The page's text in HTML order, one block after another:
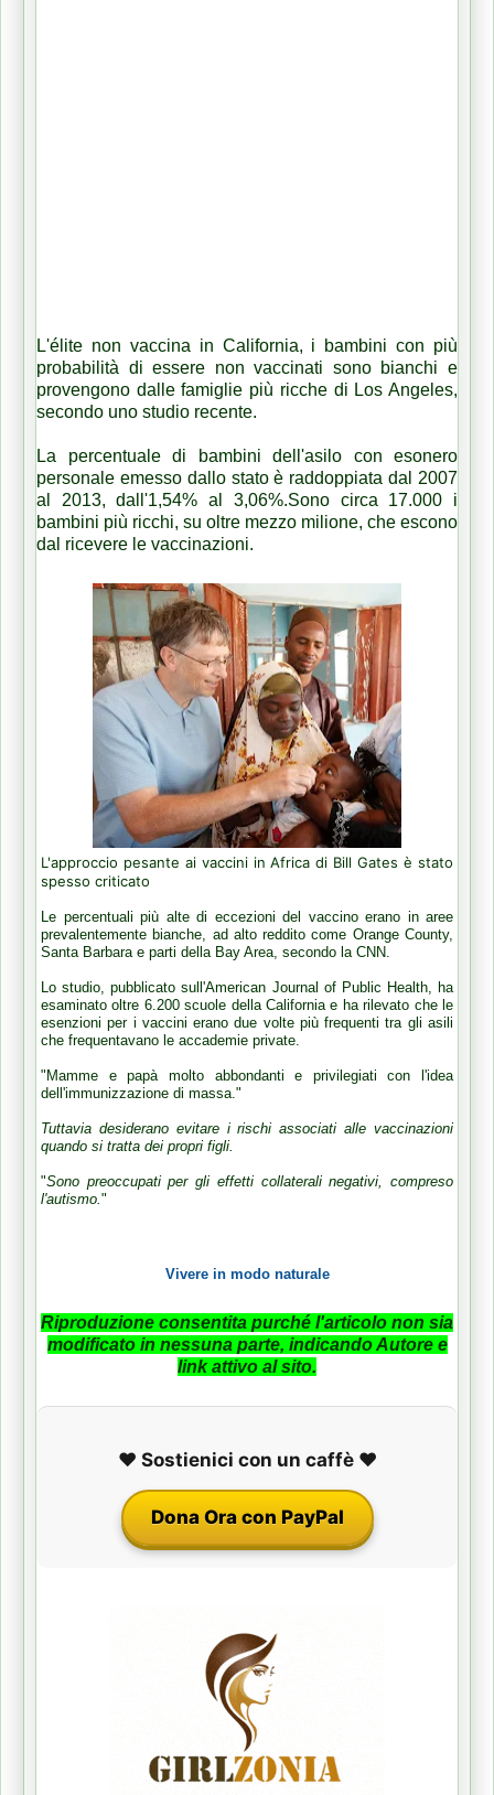
L'élite non vaccina in California, i bambini con più
probabilità di essere non vaccinati sono bianchi e
provengono dalle famiglie più ricche di Los Angeles,
secondo uno studio recente.
La percentuale di bambini dell'asilo con esonero
personale emesso dallo stato è raddoppiata dal 2007
al 2013, dall'1,54% al 3,06%.Sono circa 17.000 i
bambini più ricchi, su oltre mezzo milione, che escono
dal ricevere le vaccinazioni.
L'approccio pesante ai vaccini in Africa di Bill Gates è stato
spesso criticato
Le percentuali più alte di eccezioni del vaccino erano in aree
prevalentemente bianche, ad alto reddito come Orange County,
Santa Barbara e parti della Bay Area, secondo la CNN.
Lo studio, pubblicato sull'American Journal of Public Health, ha
esaminato oltre 6.200 scuole della California e ha rilevato che le
esenzioni per i vaccini erano due volte più frequenti tra gli asili
che frequentavano le accademie private.
"Mamme e papà molto abbondanti e privilegiati con l'idea
dell'immunizzazione di massa."
Tuttavia desiderano evitare i rischi associati alle vaccinazioni
quando si tratta dei propri figli.
"Sono preoccupati per gli effetti collaterali negativi, compreso
l'autismo."
Vivere in modo naturale
Riproduzione consentita purché l'articolo non sia
modificato in nessuna parte, indicando Autore e
link attivo al sito.
❤️ Sostienici con un caffè ❤️
Dona Ora con PayPal